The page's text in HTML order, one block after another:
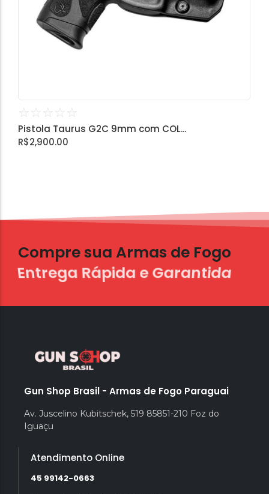
☆ ☆ ☆ ☆ ☆
Pistola Taurus G2C 9mm com COL...
R$2,900.00
Compre sua Armas de Fogo
Entrega Rápida e Garantida
Gun Shop Brasil - Armas de Fogo Paraguai
Av. Juscelino Kubitschek, 519 85851-210 Foz do
Iguaçu
Atendimento Online
45 99142-0663